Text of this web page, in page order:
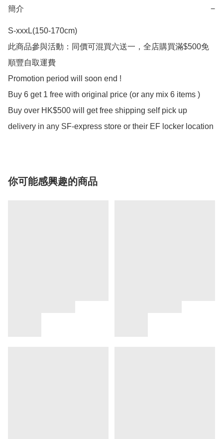
簡介 −
S-xxxL(150-170cm)
此商品參與活動：同價可混買六送一，全店購買滿$500免
順豐自取運費
Promotion period will soon end !
Buy 6 get 1 free with original price (or any mix 6 items )
Buy over HK$500 will get free shipping self pick up
delivery in any SF-express store or their EF locker location
你可能感興趣的商品